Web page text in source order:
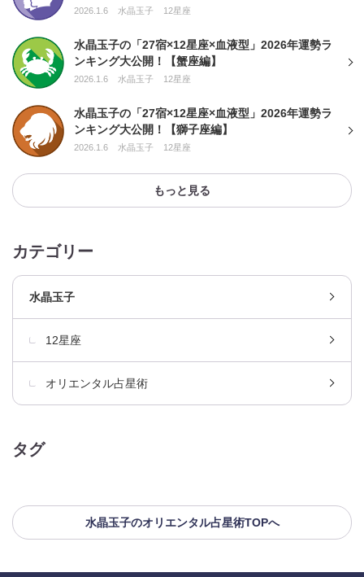
2026.1.6 水晶玉子 12星座
水晶玉子の「27宿×12星座×血液型」2026年運勢ラ
ンキング大公開！【蟹座編】
2026.1.6 水晶玉子 12星座
水晶玉子の「27宿×12星座×血液型」2026年運勢ラ
ンキング大公開！【獅子座編】
2026.1.6 水晶玉子 12星座
もっと見る
カテゴリー
水晶玉子
12星座
オリエンタル占星術
タグ
水晶玉子のオリエンタル占星術TOPへ